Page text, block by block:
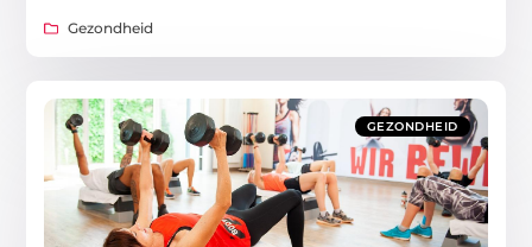
Gezondheid
GEZONDHEID